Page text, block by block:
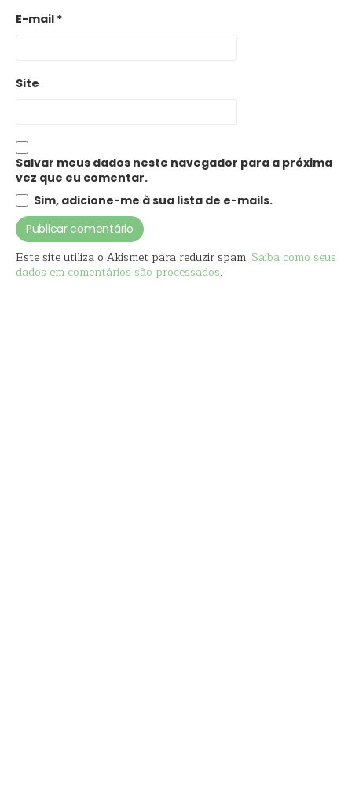
E-mail *
Site
Salvar meus dados neste navegador para a próxima
vez que eu comentar.
Sim, adicione-me à sua lista de e-mails.
Este site utiliza o Akismet para reduzir spam. Saiba como seus
dados em comentários são processados.